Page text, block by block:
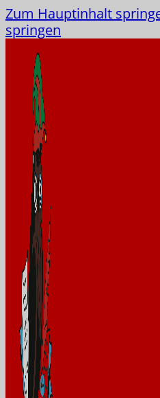
Zum Hauptinhalt
springen